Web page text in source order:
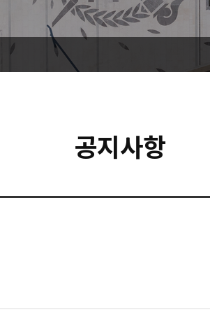
공지사항